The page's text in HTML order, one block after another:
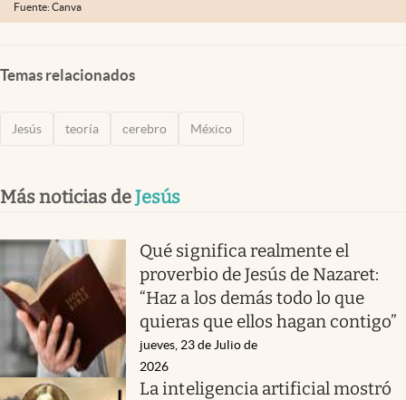
Fuente: Canva
Temas relacionados
Jesús teoría cerebro México
Más noticias deJesús
Qué significa realmente el
proverbio de Jesús de Nazaret:
“Haz a los demás todo lo que
quieras que ellos hagan contigo”
jueves, 23 de Julio de
2026
La inteligencia artificial mostró